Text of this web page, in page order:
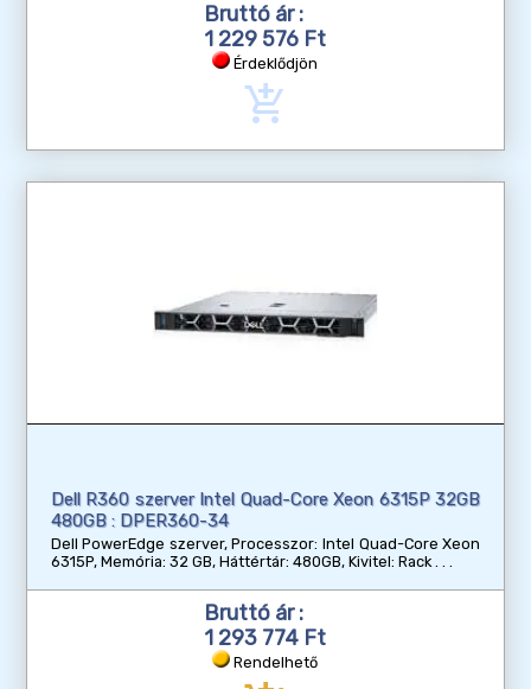
Bruttó ár :
1 229 576 Ft
Érdeklődjön
add_shopping_cart
Dell R360 szerver Intel Quad-Core Xeon 6315P 32GB
480GB : DPER360-34
Dell PowerEdge szerver, Processzor: Intel Quad-Core Xeon
6315P, Memória: 32 GB, Háttértár: 480GB, Kivitel: Rack
Bruttó ár :
1 293 774 Ft
Rendelhető